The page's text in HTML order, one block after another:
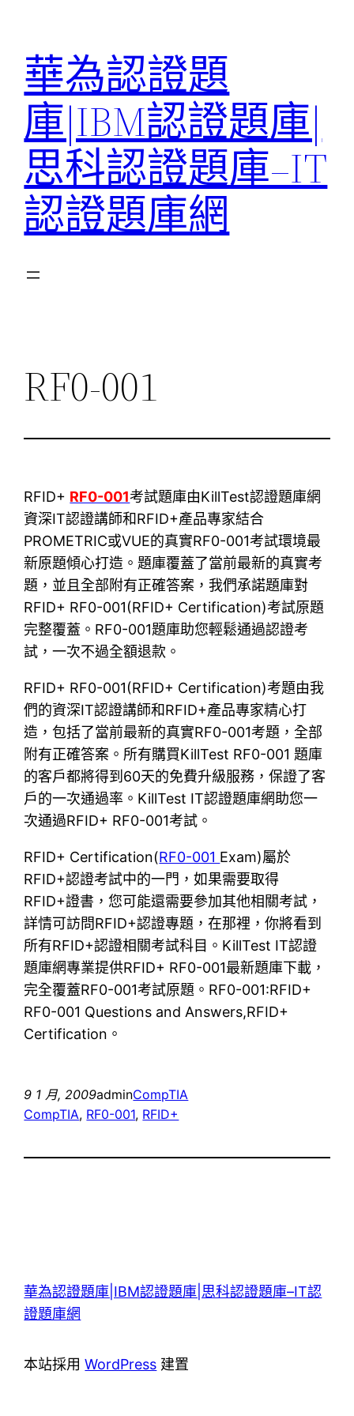
華為認證題
庫|IBM認證題庫|
思科認證題庫–IT
認證題庫網
RF0-001
RFID+ RF0-001考試題庫由KillTest認證題庫網
資深IT認證講師和RFID+產品專家結合
PROMETRIC或VUE的真實RF0-001考試環境最
新原題傾心打造。題庫覆蓋了當前最新的真實考
題，並且全部附有正確答案，我們承諾題庫對
RFID+ RF0-001(RFID+ Certification)考試原題
完整覆蓋。RF0-001題庫助您輕鬆通過認證考
試，一次不過全額退款。
RFID+ RF0-001(RFID+ Certification)考題由我
們的資深IT認證講師和RFID+產品專家精心打
造，包括了當前最新的真實RF0-001考題，全部
附有正確答案。所有購買KillTest RF0-001 題庫
的客戶都將得到60天的免費升級服務，保證了客
戶的一次通過率。KillTest IT認證題庫網助您一
次通過RFID+ RF0-001考試。
RFID+ Certification(RF0-001 Exam)屬於
RFID+認證考試中的一門，如果需要取得
RFID+證書，您可能還需要參加其他相關考試，
詳情可訪問RFID+認證專題，在那裡，你將看到
所有RFID+認證相關考試科目。KillTest IT認證
題庫網專業提供RFID+ RF0-001最新題庫下載，
完全覆蓋RF0-001考試原題。RF0-001:RFID+
RF0-001 Questions and Answers,RFID+
Certification。
9 1 月, 2009adminCompTIA
CompTIA, RF0-001, RFID+
華為認證題庫|IBM認證題庫|思科認證題庫–IT認
證題庫網
本站採用WordPress 建置